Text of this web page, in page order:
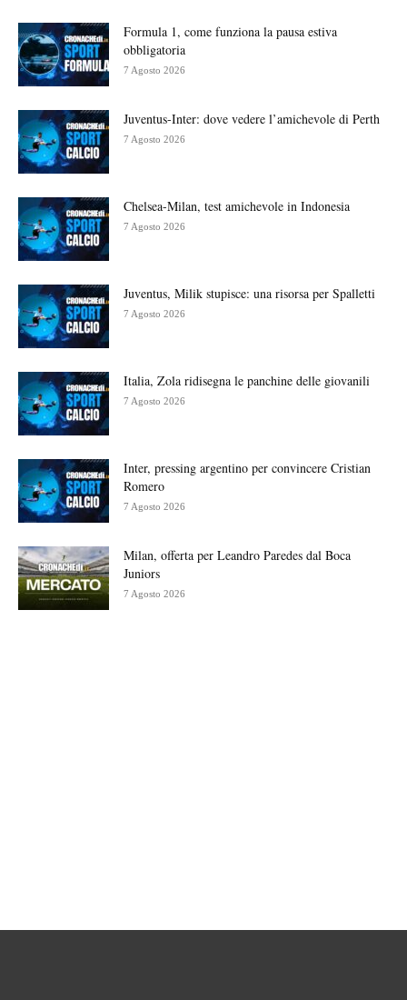
Formula 1, come funziona la pausa estiva
obbligatoria
7 Agosto 2026
Juventus-Inter: dove vedere l’amichevole di Perth
7 Agosto 2026
Chelsea-Milan, test amichevole in Indonesia
7 Agosto 2026
Juventus, Milik stupisce: una risorsa per Spalletti
7 Agosto 2026
Italia, Zola ridisegna le panchine delle giovanili
7 Agosto 2026
Inter, pressing argentino per convincere Cristian
Romero
7 Agosto 2026
Milan, offerta per Leandro Paredes dal Boca
Juniors
7 Agosto 2026